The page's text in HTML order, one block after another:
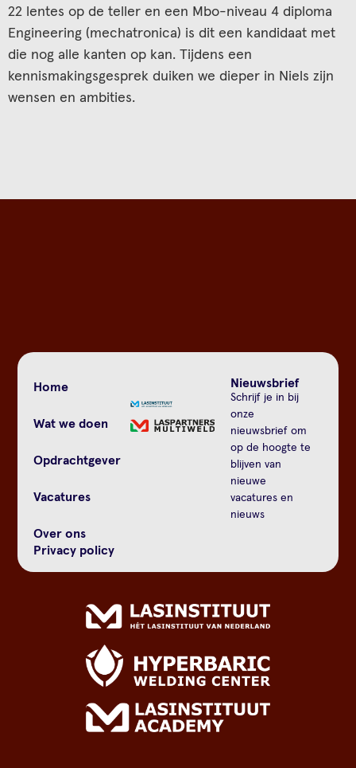
22 lentes op de teller en een Mbo-niveau 4 diploma
Engineering (mechatronica) is dit een kandidaat met
die nog alle kanten op kan. Tijdens een
kennismakingsgesprek duiken we dieper in Niels zijn
wensen en ambities.
Home
Wat we doen
Opdrachtgever
Vacatures
Over ons
Privacy policy
Nieuwsbrief
Schrijf je in bij
onze
nieuwsbrief om
op de hoogte te
blijven van
nieuwe
vacatures en
nieuws